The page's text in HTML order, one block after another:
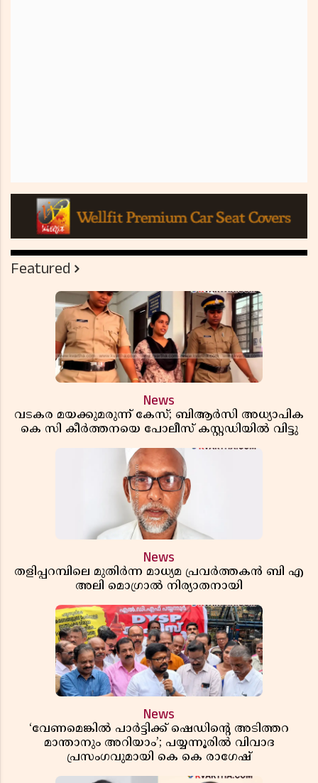
Featured
News
വടകര മയക്കുമരുന്ന് കേസ്; ബിആർസി അധ്യാപിക
കെ സി കീർത്തനയെ പോലീസ് കസ്റ്റഡിയിൽ വിട്ടു
News
തളിപ്പറമ്പിലെ മുതിർന്ന മാധ്യമ പ്രവർത്തകൻ ബി എ
അലി മൊഗ്രാൽ നിര്യാതനായി
News
‘വേണമെങ്കിൽ പാർട്ടിക്ക് ഷെഡിൻ്റെ അടിത്തറ
മാന്താനും അറിയാം’; പയ്യന്നൂരിൽ വിവാദ
പ്രസംഗവുമായി കെ കെ രാഗേഷ്